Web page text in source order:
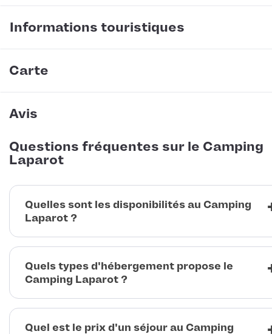
Informations touristiques
Carte
Avis
Questions fréquentes sur le Camping
Laparot
Quelles sont les disponibilités au Camping
Laparot ?
Quels types d'hébergement propose le
Camping Laparot ?
Quel est le prix d'un séjour au Camping